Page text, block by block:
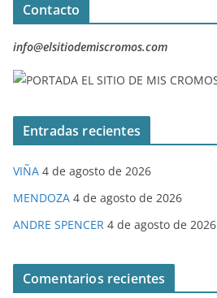
Contacto
info@elsitiodemiscromos.com
Entradas recientes
VIÑA 4 de agosto de 2026
MENDOZA 4 de agosto de 2026
ANDRE SPENCER 4 de agosto de 2026
Comentarios recientes